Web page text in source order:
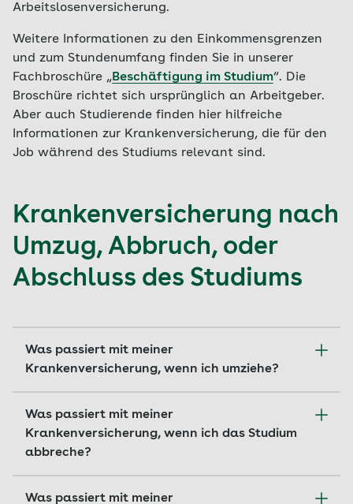
Arbeitslosenversicherung.
Weitere Informationen zu den Einkommensgrenzen
und zum Stundenumfang finden Sie in unserer
Fachbroschüre „Beschäftigung im Studium“. Die
Broschüre richtet sich ursprünglich an Arbeitgeber.
Aber auch Studierende finden hier hilfreiche
Informationen zur Krankenversicherung, die für den
Job während des Studiums relevant sind.
Krankenversicherung nach
Umzug, Abbruch, oder
Abschluss des Studiums
Was passiert mit meiner
Krankenversicherung, wenn ich umziehe?
Bei einem Umzug müssen Sie lediglich Ihre
Adressdaten bei der Krankenkasse und auf Ihrer
elektronischen Gesundheitskarte ändern lassen.
Was passiert mit meiner
Krankenversicherung, wenn ich das Studium
abbreche?
Informieren Sie uns bei einem Studienabbruch
Was passiert mit meiner